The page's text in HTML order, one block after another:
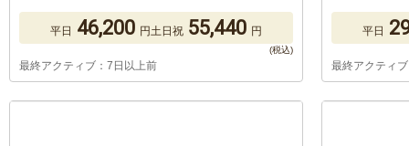
平日 46,200 円土日祝 55,440 円
最終アクティブ：7日以上前
平日
最終アクティ